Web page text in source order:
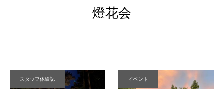
燈花会
スタッフ体験記 イベント